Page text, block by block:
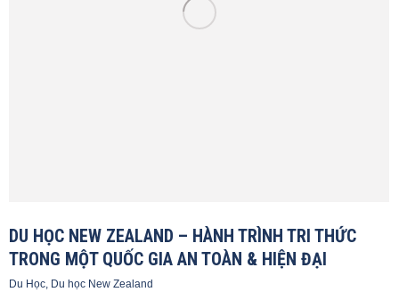
DU HỌC NEW ZEALAND – HÀNH TRÌNH TRI THỨC
TRONG MỘT QUỐC GIA AN TOÀN & HIỆN ĐẠI
Du Học, Du học New Zealand